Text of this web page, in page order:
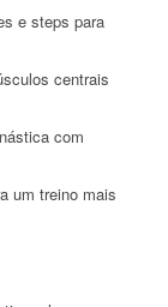
e steps para
centrais
com
um treino mais